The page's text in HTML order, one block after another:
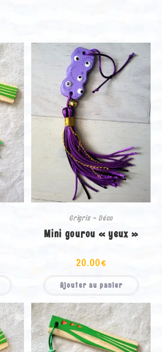
Grigris - Déco
Mini gourou « yeux »
20.00€
Ajouter au panier